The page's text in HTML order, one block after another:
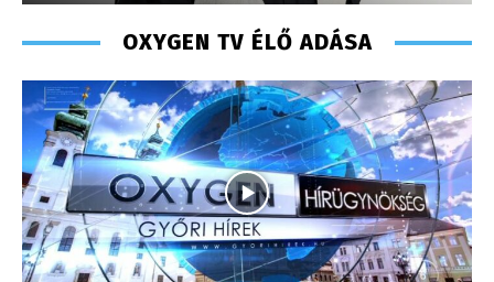
OXYGEN TV ÉLŐ ADÁSA